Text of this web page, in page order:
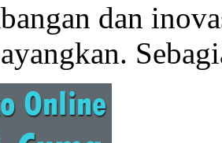
dan